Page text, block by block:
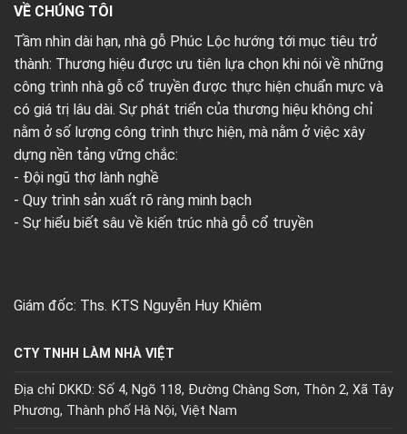
VỀ CHÚNG TÔI
Tầm nhìn dài hạn, nhà gỗ Phúc Lộc hướng tới mục tiêu trở
thành: Thương hiệu được ưu tiên lựa chọn khi nói về những
công trình nhà gỗ cổ truyền được thực hiện chuẩn mực và
có giá trị lâu dài. Sự phát triển của thương hiệu không chỉ
nằm ở số lượng công trình thực hiện, mà nằm ở việc xây
dựng nền tảng vững chắc:
- Đội ngũ thợ lành nghề
- Quy trình sản xuất rõ ràng minh bạch
- Sự hiểu biết sâu về kiến trúc nhà gỗ cổ truyền
Giám đốc: Ths. KTS Nguyễn Huy Khiêm
CTY TNHH LÀM NHÀ VIỆT
Địa chỉ DKKD: Số 4, Ngõ 118, Đường Chàng Sơn, Thôn 2, Xã Tây
Phương, Thành phố Hà Nội, Việt Nam